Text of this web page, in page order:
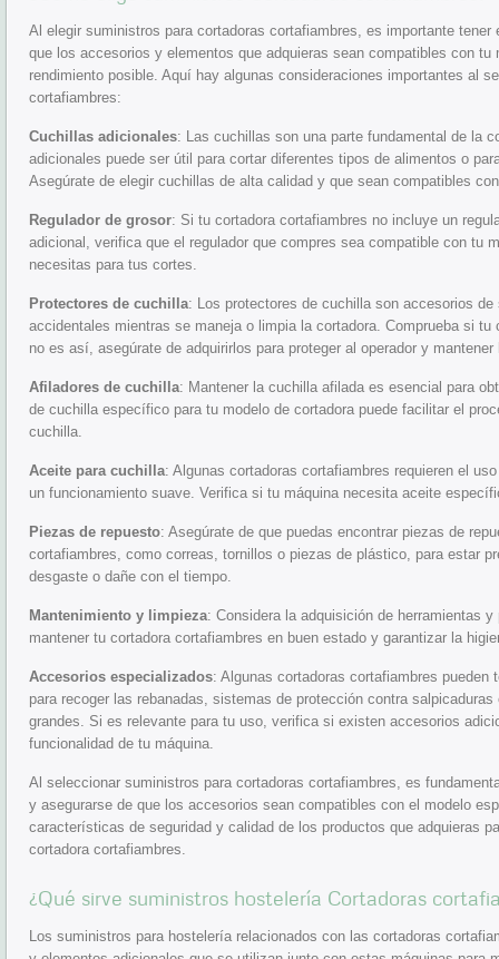
Al elegir suministros para cortadoras cortafiambres, es importante
que los accesorios y elementos que adquieras sean compatibles con tu
rendimiento posible. Aquí hay algunas consideraciones importantes al
cortafiambres:
Cuchillas adicionales: Las cuchillas son una parte fundamental de la
adicionales puede ser útil para cortar diferentes tipos de alimentos o
Asegúrate de elegir cuchillas de alta calidad y que sean compatibles
Regulador de grosor: Si tu cortadora cortafiambres no incluye un
adicional, verifica que el regulador que compres sea compatible con tu
necesitas para tus cortes.
Protectores de cuchilla: Los protectores de cuchilla son accesorios
accidentales mientras se maneja o limpia la cortadora. Comprueba si
no es así, asegúrate de adquirirlos para proteger al operador y mantener
Afiladores de cuchilla: Mantener la cuchilla afilada es esencial para
de cuchilla específico para tu modelo de cortadora puede facilitar el
cuchilla.
Aceite para cuchilla: Algunas cortadoras cortafiambres requieren el
un funcionamiento suave. Verifica si tu máquina necesita aceite
Piezas de repuesto: Asegúrate de que puedas encontrar piezas de
cortafiambres, como correas, tornillos o piezas de plástico, para estar
desgaste o dañe con el tiempo.
Mantenimiento y limpieza: Considera la adquisición de herramientas
mantener tu cortadora cortafiambres en buen estado y garantizar la
Accesorios especializados: Algunas cortadoras cortafiambres
para recoger las rebanadas, sistemas de protección contra
grandes. Si es relevante para tu uso, verifica si existen accesorios
funcionalidad de tu máquina.
Al seleccionar suministros para cortadoras cortafiambres, es
y asegurarse de que los accesorios sean compatibles con el modelo
características de seguridad y calidad de los productos que adquieras
cortadora cortafiambres.
¿Qué sirve suministros hostelería Cortadoras
Los suministros para hostelería relacionados con las cortadoras